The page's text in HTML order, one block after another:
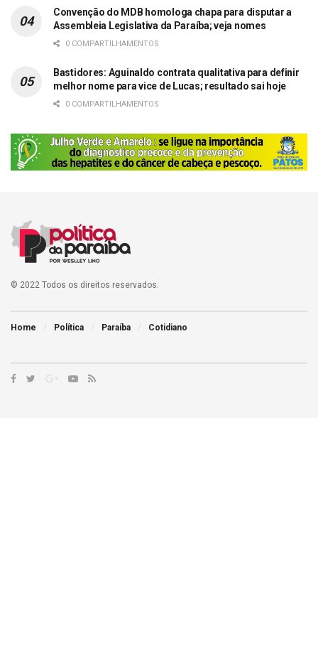
Convenção do MDB homologa chapa para disputar a
Assembleia Legislativa da Paraíba; veja nomes
0 COMPARTILHAMENTOS
Bastidores: Aguinaldo contrata qualitativa para definir
melhor nome para vice de Lucas; resultado sai hoje
0 COMPARTILHAMENTOS
© 2022 Todos os direitos reservados.
Home Política Paraíba Cotidiano